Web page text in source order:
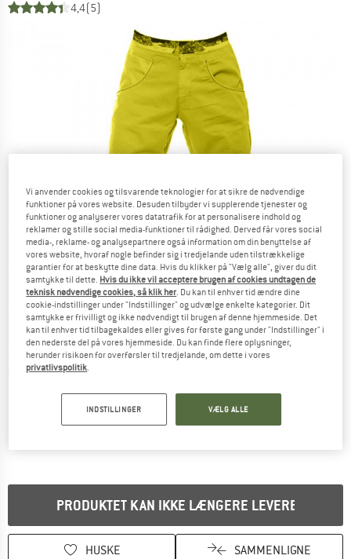
4,4(5)
Detaljevisning
PRODUKTET KAN IKKE LÆNGERE LEVERES
HUSKE SAMMENLIGNE
Vi anvender cookies og tilsvarende teknologier for at sikre de nødvendige
funktioner på vores website. Desuden tilbyder vi supplerende tjenester og
funktioner og analyserer vores datatrafik for at personalisere indhold og
reklamer og stille social media-funktioner til rådighed. Derved får vores social
media-, reklame- og analysepartnere også information om din benyttelse af
vores website, hvoraf nogle befinder sig i tredjelande uden tilstrækkelige
garantier for at beskytte dine data. Hvis du klikker på "Vælg alle", giver du dit
samtykke til dette. Hvis du ikke vil acceptere brugen af cookies undtagen de
teknisk nødvendige cookies, så klik her. Du kan til enhver tid ændre dine
cookie-indstillinger under "Indstillinger" og udvælge enkelte kategorier. Dit
samtykke er frivilligt og ikke nødvendigt til brugen af denne hjemmeside. Det
kan til enhver tid tilbagekaldes eller gives for første gang under "Indstillinger" i
den nederste del på vores hjemmeside. Du kan finde flere oplysninger,
herunder risikoen for overførsler til tredjelande, om dette i vores
privatlivspolitik.
INDSTILLINGER VÆLG ALLE